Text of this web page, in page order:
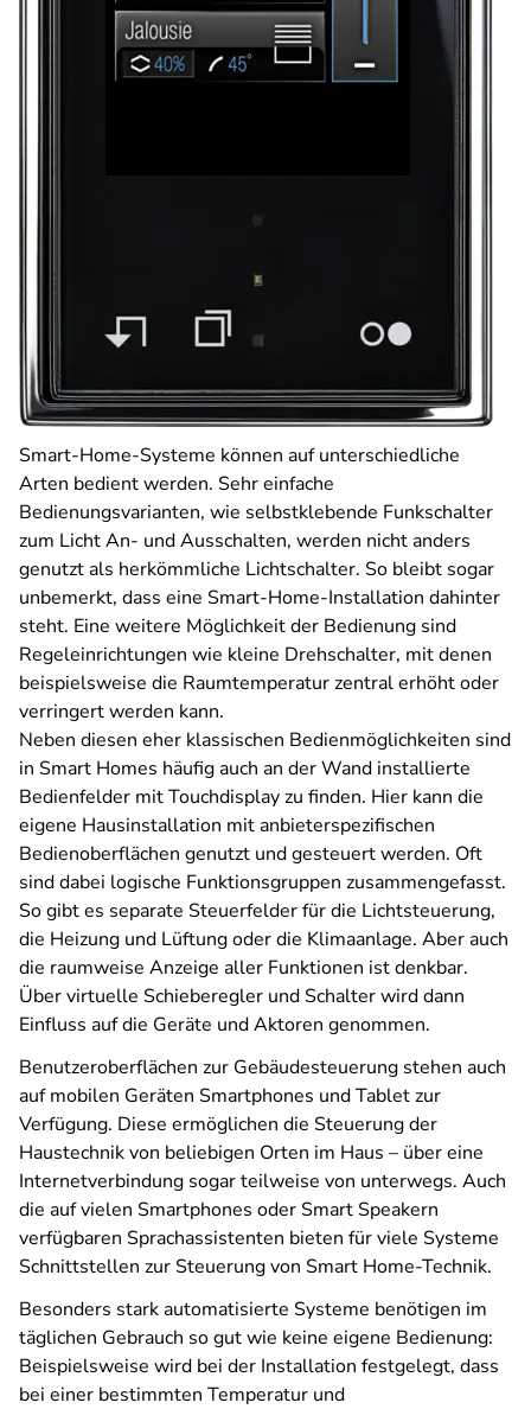
Smart-Home-Systeme können auf unterschiedliche
Arten bedient werden. Sehr einfache
Bedienungsvarianten, wie selbstklebende Funkschalter
zum Licht An- und Ausschalten, werden nicht anders
genutzt als herkömmliche Lichtschalter. So bleibt sogar
unbemerkt, dass eine Smart-Home-Installation dahinter
steht. Eine weitere Möglichkeit der Bedienung sind
Regeleinrichtungen wie kleine Drehschalter, mit denen
beispielsweise die Raumtemperatur zentral erhöht oder
verringert werden kann.
Neben diesen eher klassischen Bedienmöglichkeiten sind
in Smart Homes häufig auch an der Wand installierte
Bedienfelder mit Touchdisplay zu finden. Hier kann die
eigene Hausinstallation mit anbieterspezifischen
Bedienoberflächen genutzt und gesteuert werden. Oft
sind dabei logische Funktionsgruppen zusammengefasst.
So gibt es separate Steuerfelder für die Lichtsteuerung,
die Heizung und Lüftung oder die Klimaanlage. Aber auch
die raumweise Anzeige aller Funktionen ist denkbar.
Über virtuelle Schieberegler und Schalter wird dann
Einfluss auf die Geräte und Aktoren genommen.
Benutzeroberflächen zur Gebäudesteuerung stehen auch
auf mobilen Geräten Smartphones und Tablet zur
Verfügung. Diese ermöglichen die Steuerung der
Haustechnik von beliebigen Orten im Haus – über eine
Internetverbindung sogar teilweise von unterwegs. Auch
die auf vielen Smartphones oder Smart Speakern
verfügbaren Sprachassistenten bieten für viele Systeme
Schnittstellen zur Steuerung von Smart Home-Technik.
Besonders stark automatisierte Systeme benötigen im
täglichen Gebrauch so gut wie keine eigene Bedienung:
Beispielsweise wird bei der Installation festgelegt, dass
bei einer bestimmten Temperatur und